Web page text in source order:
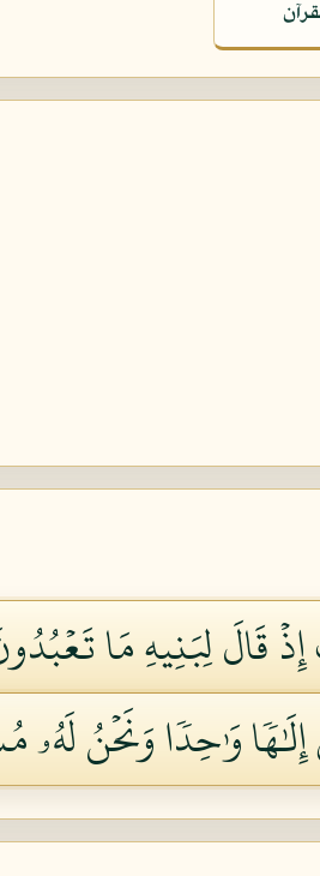
قَالَ لِبَنِيهِ مَا
وَٰحِدٗا وَنَحۡنُ لَهُۥ